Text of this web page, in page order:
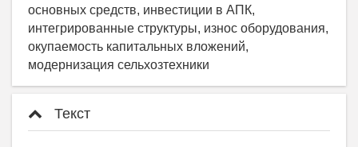
основных средств, инвестиции в АПК,
интегрированные структуры, износ оборудования,
окупаемость капитальных вложений,
модернизация сельхозтехники
Текст